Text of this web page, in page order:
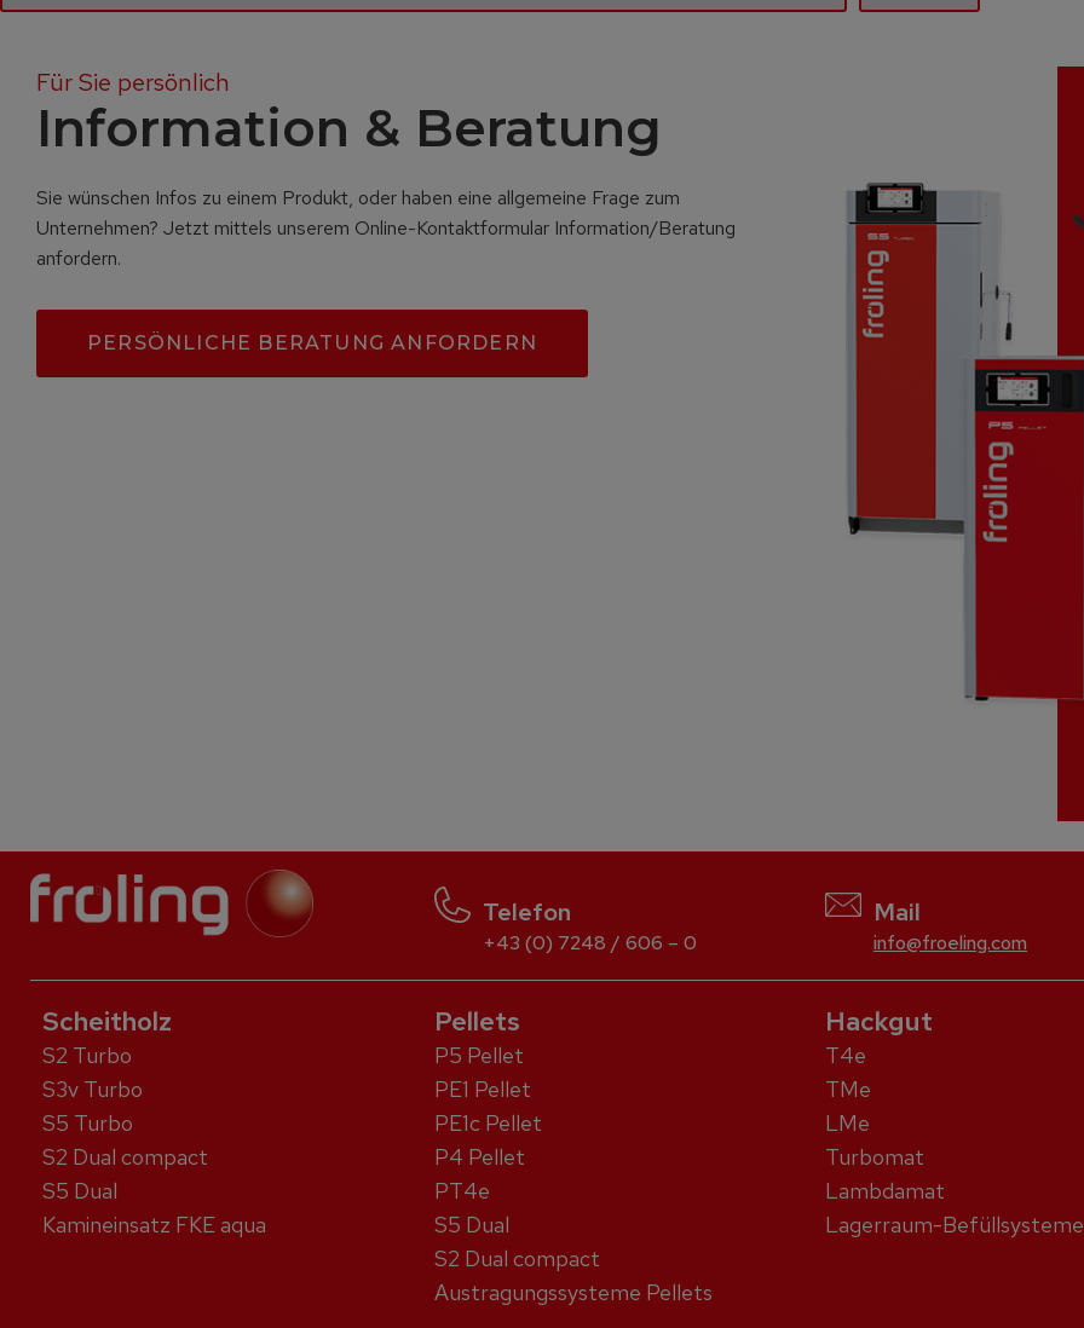
Für Sie persönlich
Information & Beratung
Sie wünschen Infos zu einem Produkt, oder haben eine allgemeine Frage zum
Unternehmen? Jetzt mittels unserem Online-Kontaktformular Information/Beratung
anfordern.
PERSÖNLICHE BERATUNG ANFORDERN
Telefon
+43 (0) 7248 / 606 – 0
Mail
info@froeling.com
Scheitholz
S2 Turbo
S3v Turbo
S5 Turbo
S2 Dual compact
S5 Dual
Kaminein­satz FKE aqua
Pellets
P5 Pellet
PE1 Pellet
PE1c Pellet
P4 Pellet
PT4e
S5 Dual
S2 Dual compact
Austragungssysteme Pellets
Hackgut
T4e
TMe
LMe
Turbomat
Lambdamat
Lagerraum-Befüllsysteme